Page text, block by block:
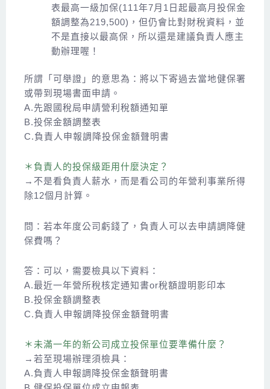
表最高一級加保(111年7月1日起最高月投保金
額調整為219,500)，但仍會比對財稅資料，並
不是直接以最高保，所以還是建議負責人應主
動辦理喔！
所謂「可舉證」的意思為：將以下寄過去當地健保署
或帶到現場書面申請。
A.先跟國稅局申請營利稅額通知單
B.投保金額調整表
C.負責人申報調降投保金額聲明書
＊負責人的投保級距用什麼決定？
→不是看負責人薪水，而是看公司的年營利事業所得
除12個月計算。
問：若本年度公司虧錢了，負責人可以去申請調降健
保費嗎？
答：可以，需要檢具以下資料：
A.最近一年營所稅核定通知書or稅額證明影印本
B.投保金額調整表
C.負責人申報調降投保金額聲明書
＊未滿一年的新公司成立投保單位要準備什麼？
→若至現場辦理須檢具：
A.負責人申報調降投保金額聲明書